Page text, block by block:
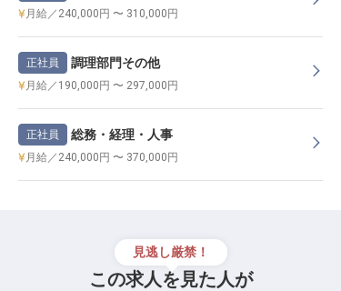
月給／240,000円 〜 310,000円
正社員 調理部門その他
月給／190,000円 〜 297,000円
正社員 総務・経理・人事
月給／240,000円 〜 370,000円
見逃し厳禁！
この求人を見た人が